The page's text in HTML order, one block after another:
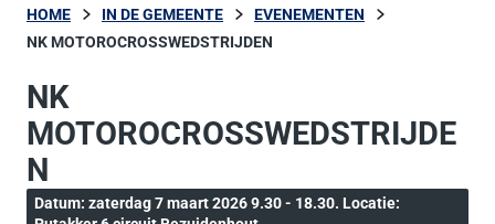
HOME IN DE GEMEENTE
EVENEMENTEN
NK MOTOROCROSSWEDSTRIJDEN
NK
MOTOROCROSSWEDSTRIJDE
N
Datum: zaterdag 7 maart 2026 9.30 - 18.30. Locatie: